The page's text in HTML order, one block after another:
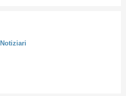
Notiziari